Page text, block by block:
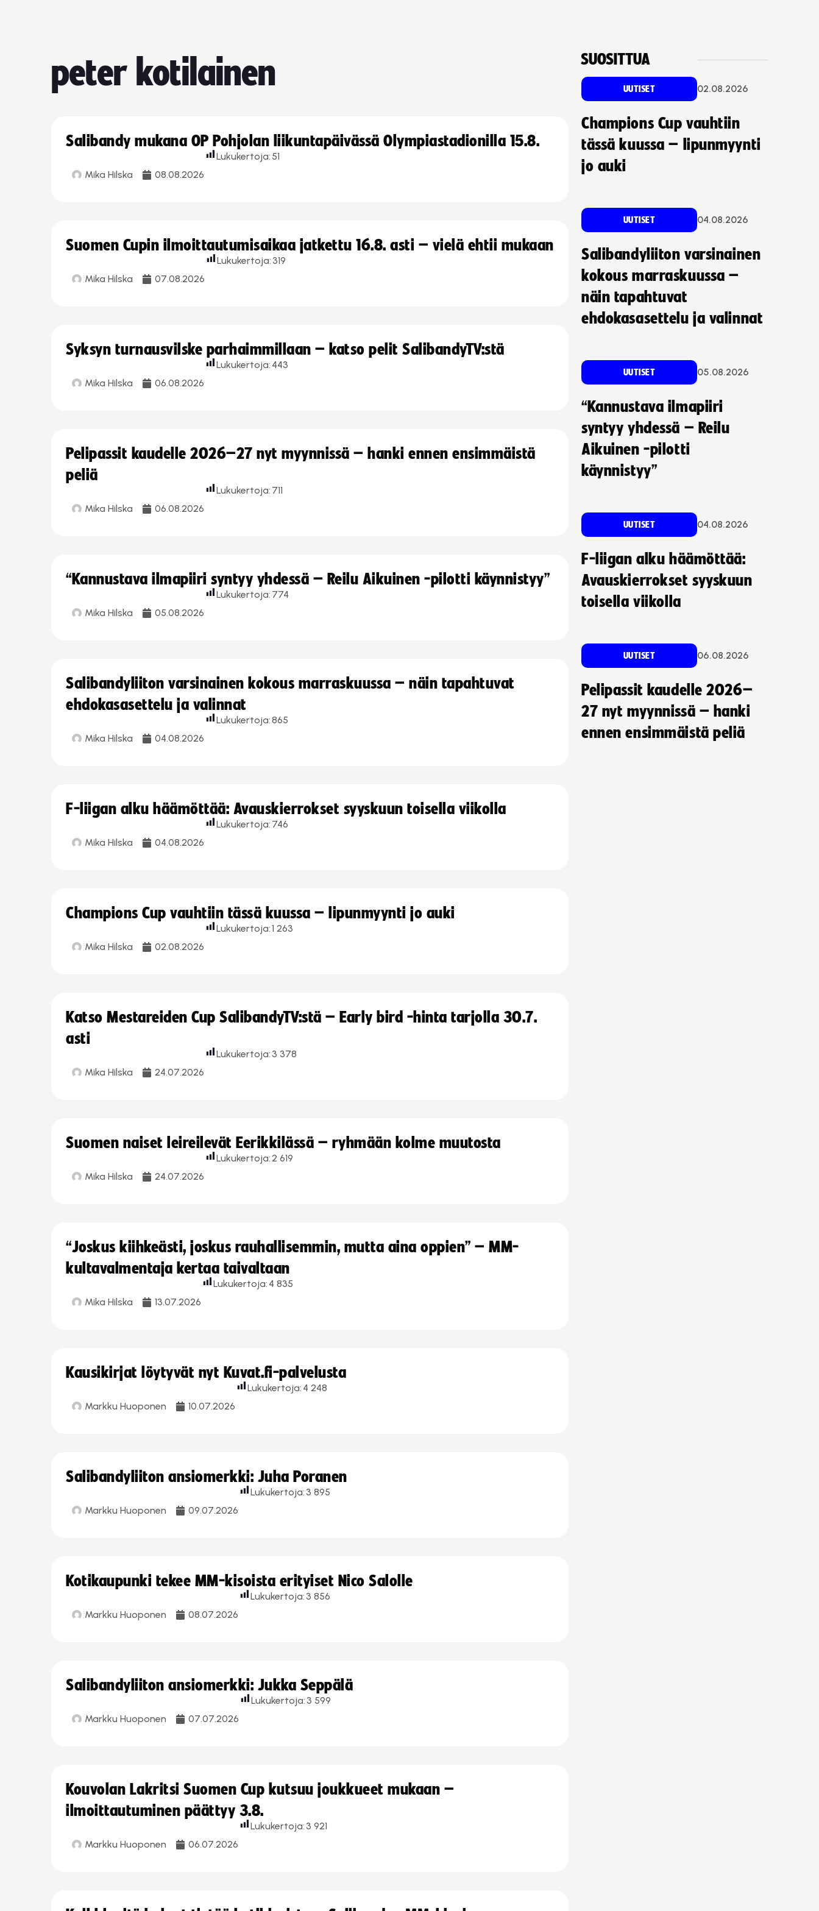
peter kotilainen
Salibandy mukana OP Pohjolan liikuntapäivässä Olympiastadionilla 15.8.
Mika Hilska 08.08.2026
Lukukertoja: 51
Suomen Cupin ilmoittautumisaikaa jatkettu 16.8. asti – vielä ehtii mukaan
Mika Hilska 07.08.2026
Lukukertoja: 319
Syksyn turnausvilske parhaimmillaan – katso pelit SalibandyTV:stä
Mika Hilska 06.08.2026
Lukukertoja: 443
Pelipassit kaudelle 2026–27 nyt myynnissä – hanki ennen ensimmäistä
peliä
Mika Hilska 06.08.2026
Lukukertoja: 711
“Kannustava ilmapiiri syntyy yhdessä – Reilu Aikuinen -pilotti käynnistyy”
Mika Hilska 05.08.2026
Lukukertoja: 774
Salibandyliiton varsinainen kokous marraskuussa – näin tapahtuvat
ehdokasasettelu ja valinnat
Mika Hilska 04.08.2026
Lukukertoja:865
F-liigan alku häämöttää: Avauskierrokset syyskuun toisella viikolla
Mika Hilska 04.08.2026
Lukukertoja: 746
Champions Cup vauhtiin tässä kuussa – lipunmyynti jo auki
Mika Hilska 02.08.2026
Lukukertoja:1 263
Katso Mestareiden Cup SalibandyTV:stä – Early bird -hinta tarjolla 30.7.
asti
Mika Hilska 24.07.2026
Lukukertoja: 3 378
Suomen naiset leireilevät Eerikkilässä – ryhmään kolme muutosta
Mika Hilska 24.07.2026
Lukukertoja:2 619
“Joskus kiihkeästi, joskus rauhallisemmin, mutta aina oppien” – MM-
kultavalmentaja kertaa taivaltaan
Mika Hilska 13.07.2026
Lukukertoja: 4 835
Kausikirjat löytyvät nyt Kuvat.fi-palvelusta
Markku Huoponen 10.07.2026
Lukukertoja: 4 248
Salibandyliiton ansiomerkki: Juha Poranen
Markku Huoponen 09.07.2026
Lukukertoja: 3 895
Kotikaupunki tekee MM-kisoista erityiset Nico Salolle
Markku Huoponen 08.07.2026
Lukukertoja: 3 856
Salibandyliiton ansiomerkki: Jukka Seppälä
Markku Huoponen 07.07.2026
Lukukertoja: 3 599
Kouvolan Lakritsi Suomen Cup kutsuu joukkueet mukaan –
ilmoittautuminen päättyy 3.8.
Markku Huoponen 06.07.2026
Lukukertoja: 3 921
SUOSITTUA
UUTISET 02.08.2026
Champions Cup vauhtiin
tässä kuussa – lipunmyynti
jo auki
UUTISET 04.08.2026
Salibandyliiton varsinainen
kokous marraskuussa –
näin tapahtuvat
ehdokasasettelu ja valinnat
UUTISET 05.08.2026
“Kannustava ilmapiiri
syntyy yhdessä – Reilu
Aikuinen -pilotti
käynnistyy”
UUTISET 04.08.2026
F-liigan alku häämöttää:
Avauskierrokset syyskuun
toisella viikolla
UUTISET 06.08.2026
Pelipassit kaudelle 2026–
27 nyt myynnissä – hanki
ennen ensimmäistä peliä